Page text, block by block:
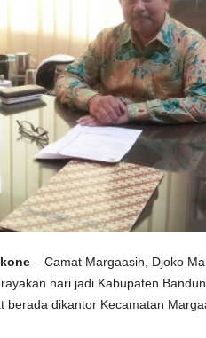
– Camat Margaasih, Djoko
hari jadi Kabupaten
berada dikantor Kecamatan